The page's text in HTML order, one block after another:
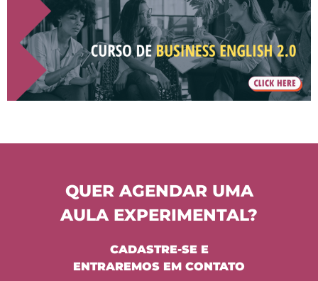
QUER AGENDAR UMA
AULA EXPERIMENTAL?
CADASTRE-SE E
ENTRAREMOS EM CONTATO